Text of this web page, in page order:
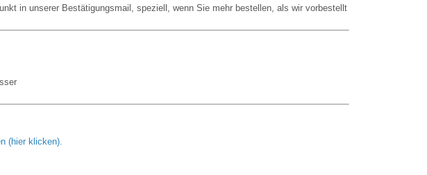
in unserer Bestätigungsmail, speziell, wenn Sie mehr bestellen, als wir vorbestellt
(hier klicken).